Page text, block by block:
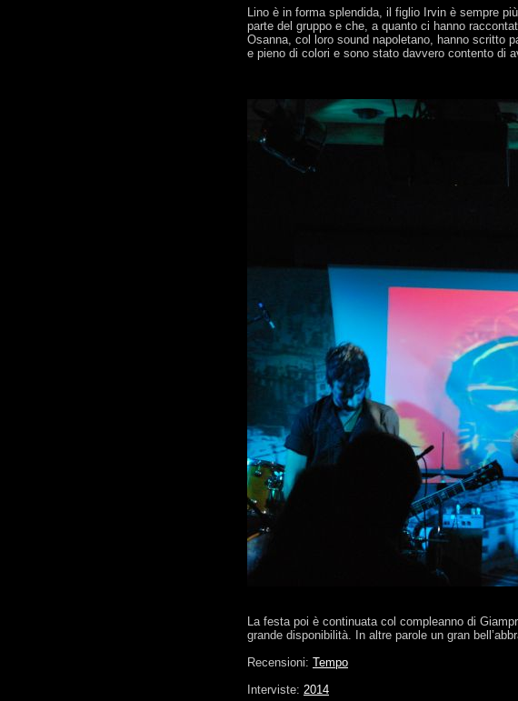
Lino è in forma splendida, il figlio Irvin è sempre
parte del gruppo e che, a quanto ci hanno
Osanna, col loro sound napoletano, hanno scritto
e pieno di colori e sono stato davvero contento di
La festa poi è continuata col compleanno di
grande disponibilità. In altre parole un gran
Recensioni: Tempo
Interviste: 2014